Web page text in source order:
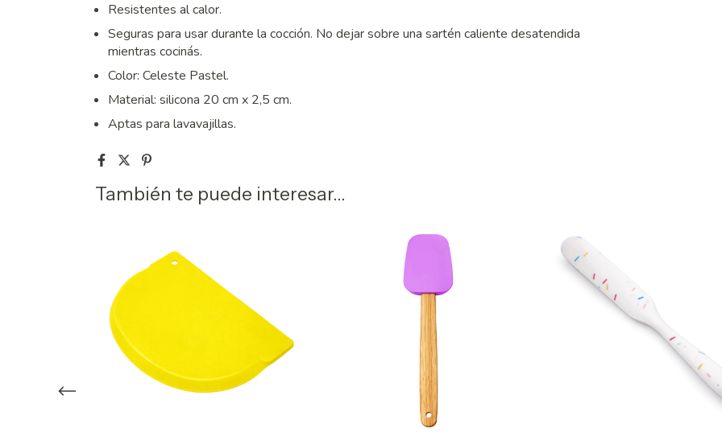
Resistentes al calor.
Seguras para usar durante la cocción. No dejar sobre una sartén caliente desatendida
mientras cocinás.
Color: Celeste Pastel.
Material: silicona 20 cm x 2,5 cm.
Aptas para lavavajillas.
También te puede interesar...